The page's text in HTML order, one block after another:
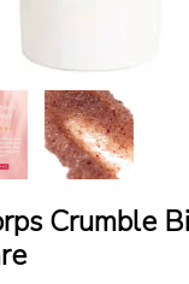
Crumble